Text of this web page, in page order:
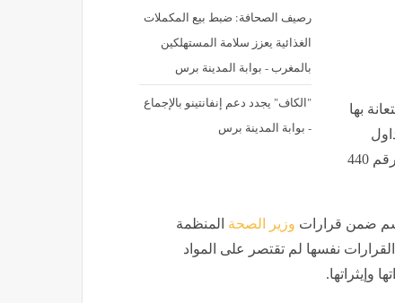
رصيف الصحافة: ضبط بيع المكملات
الغذائية يعزز سلامة المستهلكين
بالمغرب - بوابة المدينة برس
"الكاف" يجدد دعم إنفانتينو بالإجماع
- بوابة المدينة برس
بها
المخدرات الصادرة بقرارات وزير الصحة، وعلى رأسها القرار رقم 440
وزير الصحة المنظمة
نفسها لم تقتصر على المواد
وإيثراتها.